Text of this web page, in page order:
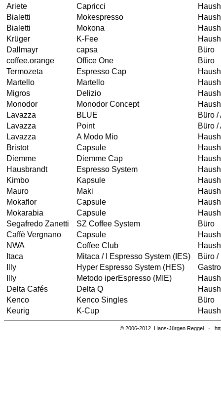
Ariete
Capricci
Bialetti
Mokespresso
Bialetti
Mokona
Krüger
K-Fee
Dallmayr
capsa
Büro
coffee.orange
Office One
Büro
Termozeta
Espresso Cap
Martello
Martello
Migros
Delizio
Monodor
Monodor Concept
Lavazza
BLUE
Büro /
Lavazza
Point
Büro /
Lavazza
A Modo Mio
Bristot
Capsule
Diemme
Diemme Cap
Hausbrandt
Espresso System
Kimbo
Kapsule
Mauro
Maki
Mokaflor
Capsule
Mokarabia
Capsule
Segafredo Zanetti
SZ Coffee System
Büro
Caffè Vergnano
Capsule
NWA
Coffee Club
Itaca
Mitaca / I Espresso System (IES)
Büro
Illy
Hyper Espresso System (HES)
Illy
Metodo iperEspresso (MIE)
Delta Cafés
Delta Q
Kenco
Kenco Singles
Büro
Keurig
K-Cup
© 2006-2012 Hans-Jürgen Reggel ·